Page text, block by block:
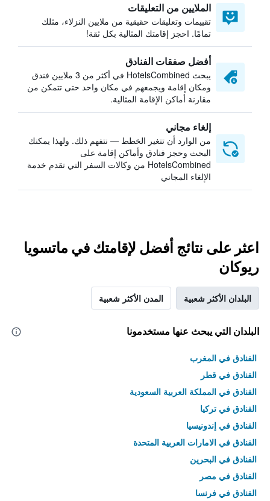
الملايين من التعليقات
تقييمات وتعليقات حقيقية من ملايين النزلاء، مثلك
تمامًا. احجز إقامتك المثالية بكل ثقة!
أفضل صفقات الفنادق
يبحث HotelsCombined في أكثر من 3 ملايين فندق
ومكان إقامة ويجمعهم في مكان واحد حتى تتمكن من
مقارنة أماكن الإقامة المثالية.
إلغاء مجاني
من الوارد أن تتغير الخطط — نتفهم ذلك. ولهذا يمكنك
البحث وحجز فنادق وأماكن إقامة على
HotelsCombined من وكالات السفر التي تقدم خدمة
الإلغاء المجاني
اعثر على نتائج أفضل لإقامتك في ماتسويا
ريوكان
البلدان الأكثر شعبية المدن الأكثر شعبية
البلدان التي يبحث عنها مستخدمونا
الفنادق في المغرب
الفنادق في قطر
الفنادق في المملكة العربية السعودية
الفنادق في تركيا
الفنادق في إندونيسيا
الفنادق في الامارات العربية المتحدة
الفنادق في البحرين
الفنادق في مصر
الفنادق في فرنسا